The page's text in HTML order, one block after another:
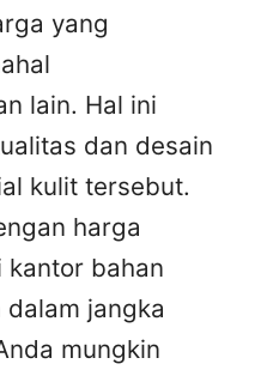
yang
lain. Hal ini
dan desain
kulit tersebut.
harga
kantor bahan
jangka
mungkin